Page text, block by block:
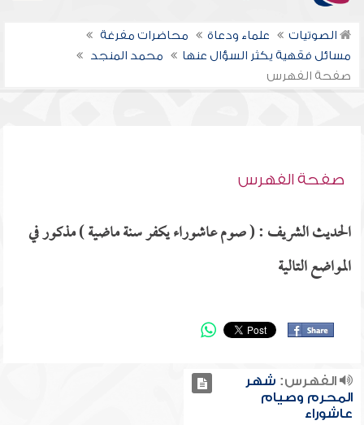
الصوتيات علماء ودعاة
محاضرات مفرغة
مسائل فقهية يكثر السؤال عنها
محمد المنجد
صفحة الفهرس
صفحة الفهرس
الحديث الشريف : ( صوم عاشوراء يكفر سنة ماضية ) مذكور في
المواضع التالية
الفهرس: شهر
المحرم وصيام
عاشوراء